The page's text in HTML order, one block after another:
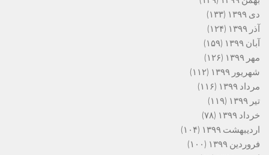
دی ۱۳۹۹
(۱۳۳)
آذر ۱۳۹۹
(۱۲۴)
آبان ۱۳۹۹
(۱۵۹)
مهر ۱۳۹۹
(۱۲۶)
شهریور ۱۳۹۹
(۱۱۲)
مرداد ۱۳۹۹
(۱۱۶)
تیر ۱۳۹۹
(۱۱۹)
خرداد ۱۳۹۹
(۷۸)
اردیبهشت ۱۳۹۹
(۱۰۴)
فروردین ۱۳۹۹
(۱۰۰)